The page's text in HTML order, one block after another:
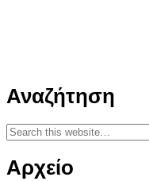
Αναζήτηση
Αρχείο